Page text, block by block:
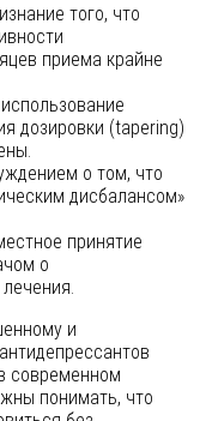
того, что
приема крайне
дозировки (tapering)
о том, что
дисбалансом»
принятие
о
и
современном
понимать, что